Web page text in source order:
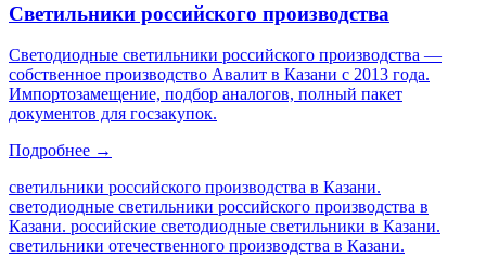
Светильники российского производства
Светодиодные светильники российского производства —
собственное производство Авалит в Казани с 2013 года.
Импортозамещение, подбор аналогов, полный пакет
документов для госзакупок.
Подробнее →
светильники российского производства в Казани.
светодиодные светильники российского производства в
Казани. российские светодиодные светильники в Казани.
светильники отечественного производства в Казани.